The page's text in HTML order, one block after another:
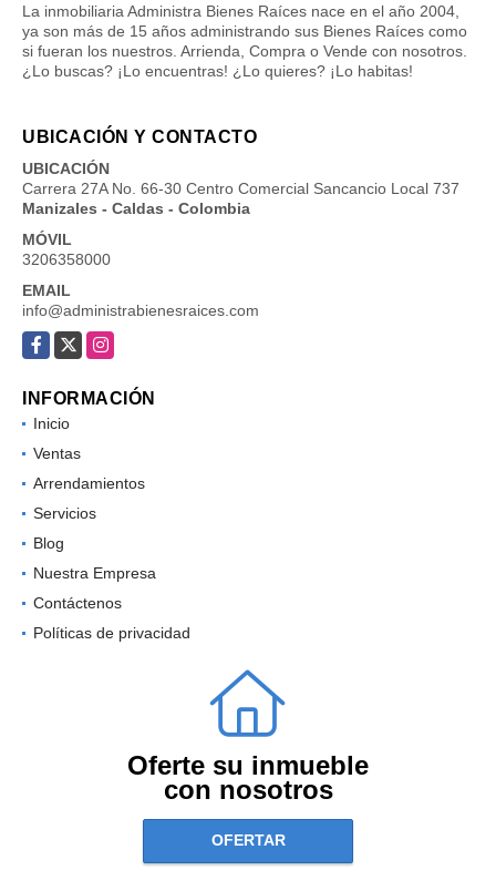
La inmobiliaria Administra Bienes Raíces nace en el año 2004,
ya son más de 15 años administrando sus Bienes Raíces como
si fueran los nuestros. Arrienda, Compra o Vende con nosotros.
¿Lo buscas? ¡Lo encuentras! ¿Lo quieres? ¡Lo habitas!
UBICACIÓN Y CONTACTO
UBICACIÓN
Carrera 27A No. 66-30 Centro Comercial Sancancio Local 737
Manizales - Caldas - Colombia
MÓVIL
3206358000
EMAIL
info@administrabienesraices.com
INFORMACIÓN
Inicio
Ventas
Arrendamientos
Servicios
Blog
Nuestra Empresa
Contáctenos
Oferte su inmueble
con nosotros
OFERTAR